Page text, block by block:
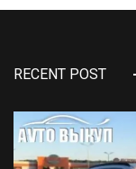
RECENT POST